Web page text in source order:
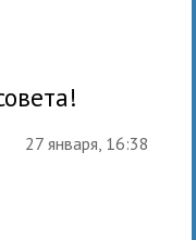
27 января, 16:38